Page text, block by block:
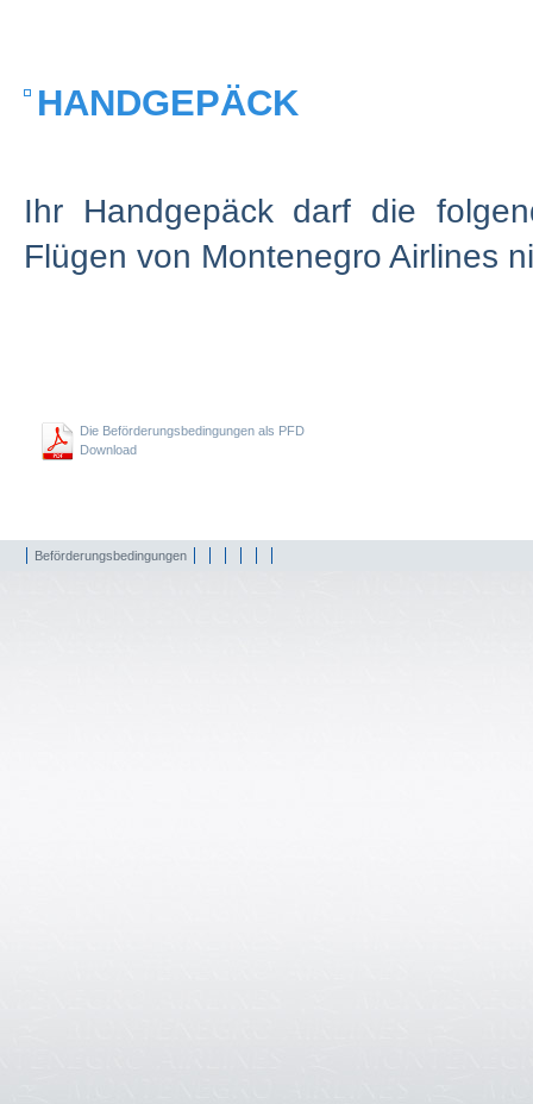
HANDGEPÄCK
Ihr Handgepäck darf die
Flügen von Montenegro Airlines
Die Beförderungsbedingungen als PFD
Download
Beförderungsbedingungen